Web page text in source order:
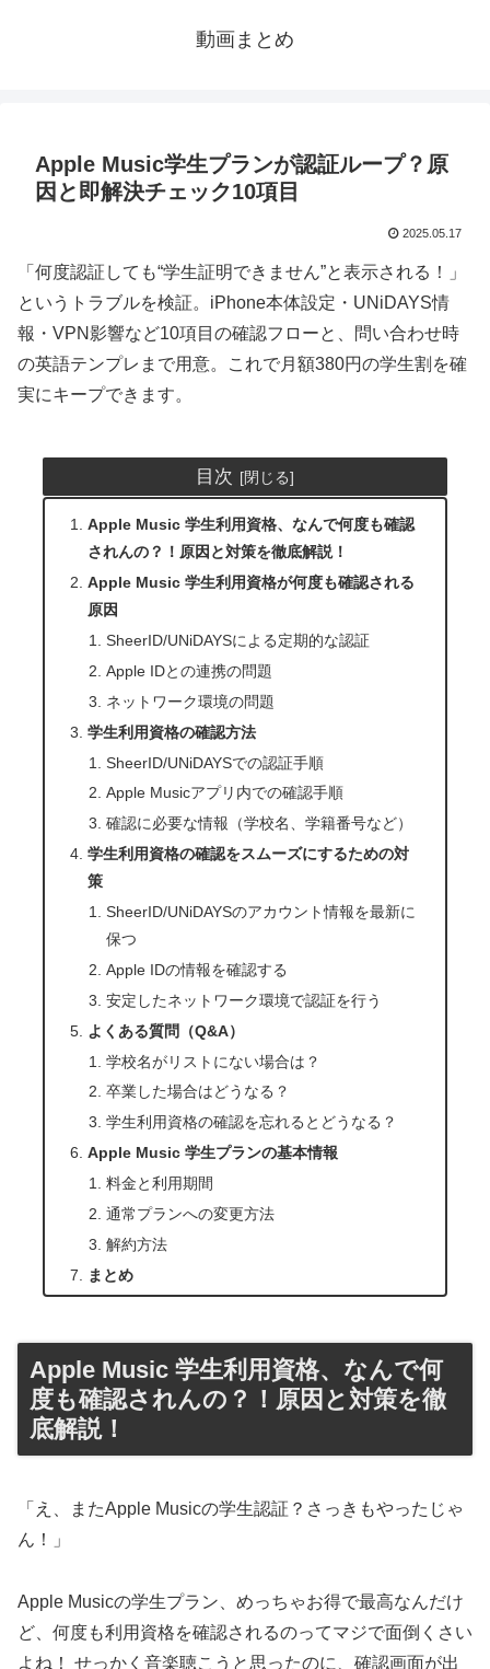
動画まとめ
Apple Music学生プランが認証ループ？原
因と即解決チェック10項目
2025.05.17
「何度認証しても“学生証明できません”と表示される！」
というトラブルを検証。iPhone本体設定・UNiDAYS情
報・VPN影響など10項目の確認フローと、問い合わせ時
の英語テンプレまで用意。これで月額380円の学生割を確
実にキープできます。
目次
Apple Music 学生利用資格、なんで何度も確認
されんの？！原因と対策を徹底解説！
Apple Music 学生利用資格が何度も確認される
原因
SheerID/UNiDAYSによる定期的な認証
Apple IDとの連携の問題
ネットワーク環境の問題
学生利用資格の確認方法
SheerID/UNiDAYSでの認証手順
Apple Musicアプリ内での確認手順
確認に必要な情報（学校名、学籍番号など）
学生利用資格の確認をスムーズにするための対
策
SheerID/UNiDAYSのアカウント情報を最新に
保つ
Apple IDの情報を確認する
安定したネットワーク環境で認証を行う
よくある質問（Q&A）
学校名がリストにない場合は？
卒業した場合はどうなる？
学生利用資格の確認を忘れるとどうなる？
Apple Music 学生プランの基本情報
料金と利用期間
通常プランへの変更方法
解約方法
まとめ
Apple Music 学生利用資格、なんで何
度も確認されんの？！原因と対策を徹
底解説！
「え、またApple Musicの学生認証？さっきもやったじゃ
ん！」
Apple Musicの学生プラン、めっちゃお得で最高なんだけ
ど、何度も利用資格を確認されるのってマジで面倒くさい
よね！ せっかく音楽聴こうと思ったのに、確認画面が出